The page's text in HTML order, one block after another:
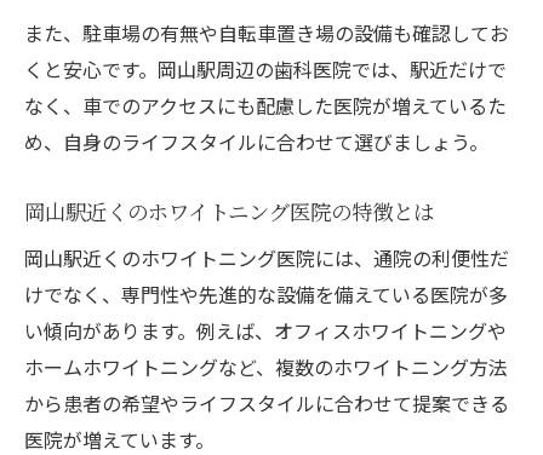
験談
ホワイトニング体験者が語る歯科医院選び
の決め手
は
実際に通った歯科医院の安心ポイントをチ
ェック
ホワイトニング施術前後で感じた効果の変
化
初めてのホワイトニングでも安心のサポー
ト体験
また、駐車場の有無や自転車置き場の設備も確認してお
くと安心です。岡山駅周辺の歯科医院では、駅近だけで
なく、車でのアクセスにも配慮した医院が増えているた
め、自身のライフスタイルに合わせて選びましょう。
岡山駅近くのホワイトニング医院の特徴とは
岡山駅近くのホワイトニング医院には、通院の利便性だ
けでなく、専門性や先進的な設備を備えている医院が多
い傾向があります。例えば、オフィスホワイトニングや
ホームホワイトニングなど、複数のホワイトニング方法
から患者の希望やライフスタイルに合わせて提案できる
医院が増えています。